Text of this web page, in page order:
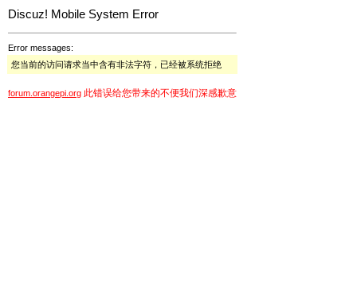
Discuz! Mobile System Error
Error messages:
您当前的访问请求当中含有非法字符，已经被系统拒绝
forum.orangepi.org 此错误给您带来的不便我们深感歉意